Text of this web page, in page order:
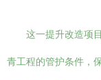
这一提升改造项
青工程的管护条件，